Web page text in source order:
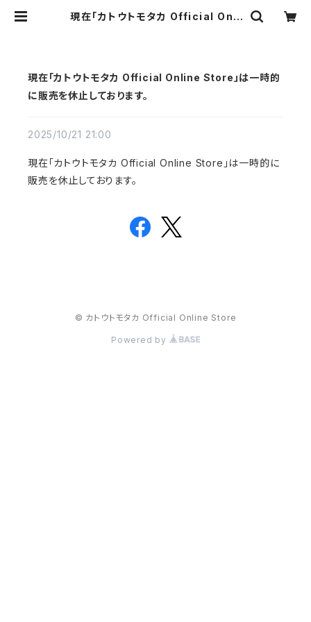
現在「カトウトモタカ Official Onli
現在「カトウトモタカ Official Online Store」は一時的
に販売を休止しております。
2025/10/21 21:00
現在「カトウトモタカ Official Online Store」は一時的に
販売を休止しております。
© カトウトモタカ Official Online Store
Powered by